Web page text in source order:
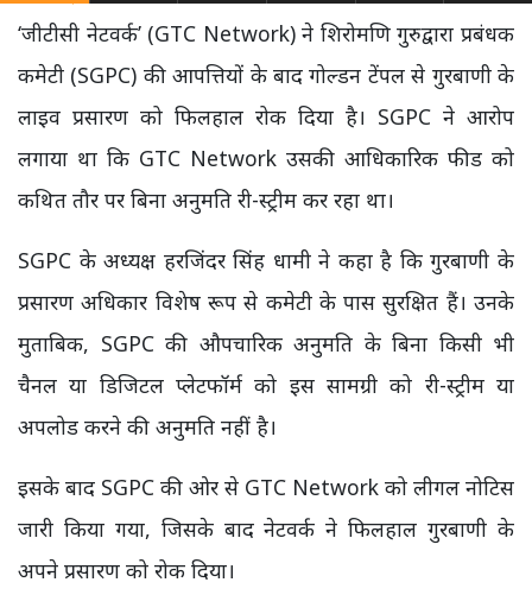
‘जीटीसी नेटवर्क’ (GTC Network) ने शिरोमणि गुरुद्वारा प्रबंधक
कमेटी (SGPC) की आपत्तियों के बाद गोल्डन टेंपल से गुरबाणी के
लाइव प्रसारण को फिलहाल रोक दिया है। SGPC ने आरोप
लगाया था कि GTC Network उसकी आधिकारिक फीड को
कथित तौर पर बिना अनुमति री-स्ट्रीम कर रहा था।
SGPC के अध्यक्ष हरजिंदर सिंह धामी ने कहा है कि गुरबाणी के
प्रसारण अधिकार विशेष रूप से कमेटी के पास सुरक्षित हैं। उनके
मुताबिक, SGPC की औपचारिक अनुमति के बिना किसी भी
चैनल या डिजिटल प्लेटफॉर्म को इस सामग्री को री-स्ट्रीम या
अपलोड करने की अनुमति नहीं है।
इसके बाद SGPC की ओर से GTC Network को लीगल नोटिस
जारी किया गया, जिसके बाद नेटवर्क ने फिलहाल गुरबाणी के
अपने प्रसारण को रोक दिया।